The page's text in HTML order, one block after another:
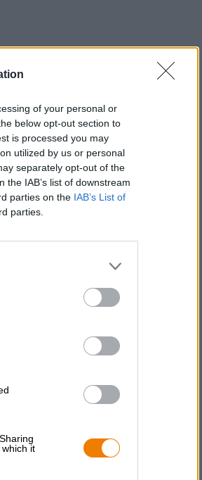
of your personal or
below opt-out section to
is processed you may
utilized by us or personal
separately opt-out of the
IAB’s list of downstream
parties on the IAB’s List of
parties.
it
vain kylmää.
Bulabuledda on
saippuoita ei
biohajoavaa pinta-
jauheisiin
luomaan upeita
kompostoitavasta
valinneet